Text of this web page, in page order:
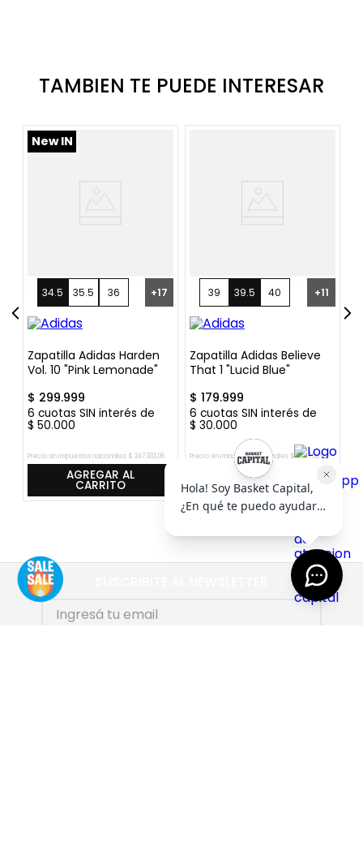
TAMBIEN TE PUEDE INTERESAR
New IN
34.5 35.5 36 +17
Zapatilla Adidas Harden
Vol. 10 "Pink Lemonade"
$ 299.999
6 cuotas SIN interés de
$ 50.000
Precio sin impuestos nacionales: $ 247.933,06
AGREGAR AL
CARRITO
39 39.5 40 +11
Zapatilla Adidas Believe
That 1 "Lucid Blue"
$ 179.999
6 cuotas SIN interés de
$ 30.000
Precio sin impuestos nacionales: $148.759,5
AGREGAR AL
CARRITO